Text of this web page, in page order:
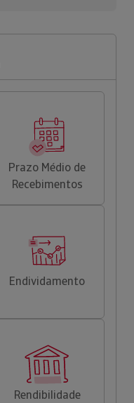
Prazo Médio de
Recebimentos
Endividamento
Rendibilidade